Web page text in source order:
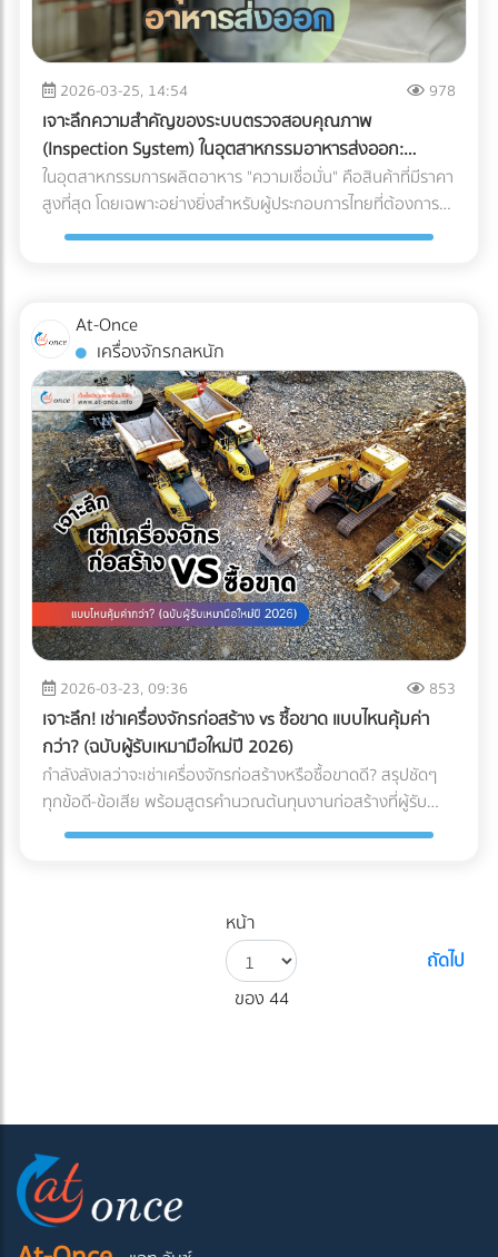
2026-03-25, 14:54 978
เจาะลึกความสำคัญของระบบตรวจสอบคุณภาพ
(Inspection System) ในอุตสาหกรรมอาหารส่งออก:
ปราการด่านสุดท้ายสู่ตลาดโลก
ในอุตสาหกรรมการผลิตอาหาร "ความเชื่อมั่น" คือสินค้าที่มีราคา
สูงที่สุด โดยเฉพาะอย่างยิ่งสำหรับผู้ประกอบการไทยที่ต้องการ
ส่งออกสินค้าไปยังตลาดต่างประเทศที่มีมาตรฐานเข้มงวดอย่าง
อัตโนมัติ หรือ Inspection System จึงไม่ใช่แค่เครื่องจักรในสาย
การผลิต แต่มันคือ "ผู้พิทักษ์แบรนด์" ที่ป้องกันความผิดพลาดที่
อาจทำลายธุรกิจได้ในชั่วข้ามคืน
At-Once
เครื่องจักรกลหนัก
2026-03-23, 09:36 853
เจาะลึก! เช่าเครื่องจักรก่อสร้าง vs ซื้อขาด แบบไหนคุ้มค่า
กว่า? (ฉบับผู้รับเหมามือใหม่ปี 2026)
กำลังลังเลว่าจะเช่าเครื่องจักรก่อสร้างหรือซื้อขาดดี? สรุปชัดๆ
ทุกข้อดี-ข้อเสีย พร้อมสูตรคำนวณต้นทุนงานก่อสร้างที่ผู้รับ
เหมามือใหม่ต้องรู้ก่อนตัดสินใจ!
หน้า
ของ 44
ถัดไป